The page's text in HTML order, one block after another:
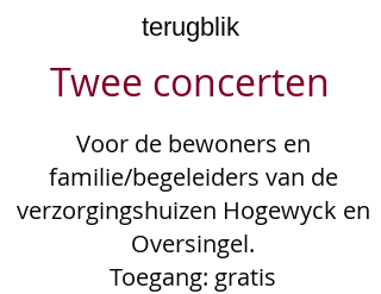
terugblik
Twee concerten
Voor de bewoners en
familie/begeleiders van de
verzorgingshuizen Hogewyck en
Oversingel.
Toegang: gratis